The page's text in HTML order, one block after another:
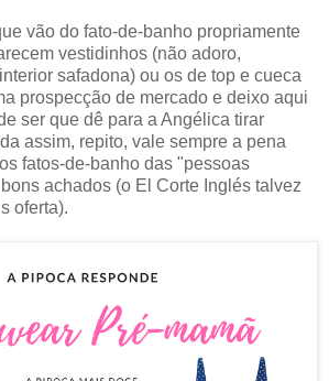
vão do fato-de-banho propriamente
vestidinhos (não adoro,
safadona) ou os de top e cueca
prospecção de mercado e deixo aqui
ser que dê para a Angélica tirar
assim, repito, vale sempre a pena
fatos-de-banho das "pessoas
achados (o El Corte Inglés talvez
oferta).